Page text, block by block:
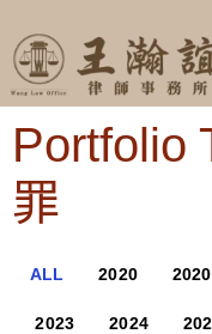
Portfolio
罪
ALL 2020 2020
2023 2024